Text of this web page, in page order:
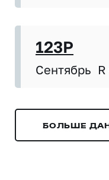
123P
Сентябрь
БОЛЬШЕ